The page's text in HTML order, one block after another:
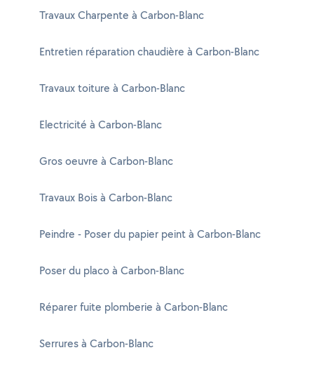
Travaux Charpente à Carbon-Blanc
Entretien réparation chaudière à Carbon-Blanc
Travaux toiture à Carbon-Blanc
Electricité à Carbon-Blanc
Gros oeuvre à Carbon-Blanc
Travaux Bois à Carbon-Blanc
Peindre - Poser du papier peint à Carbon-Blanc
Poser du placo à Carbon-Blanc
Réparer fuite plomberie à Carbon-Blanc
Serrures à Carbon-Blanc